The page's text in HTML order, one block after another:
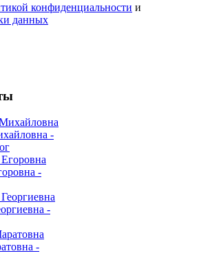
конфиденциальности и
данных
-
-
-
-